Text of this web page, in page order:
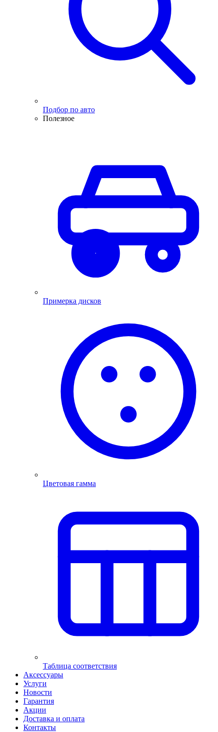
Подбор по авто
Полезное
Примерка дисков
Цветовая гамма
Таблица соответствия
Аксессуары
Услуги
Новости
Гарантия
Акции
Доставка и оплата
Контакты